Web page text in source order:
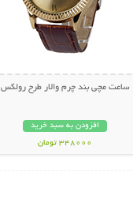
ساعت مچی بند چرم والار طرح رولکس
افزودن به سبد خرید
348000 تومان